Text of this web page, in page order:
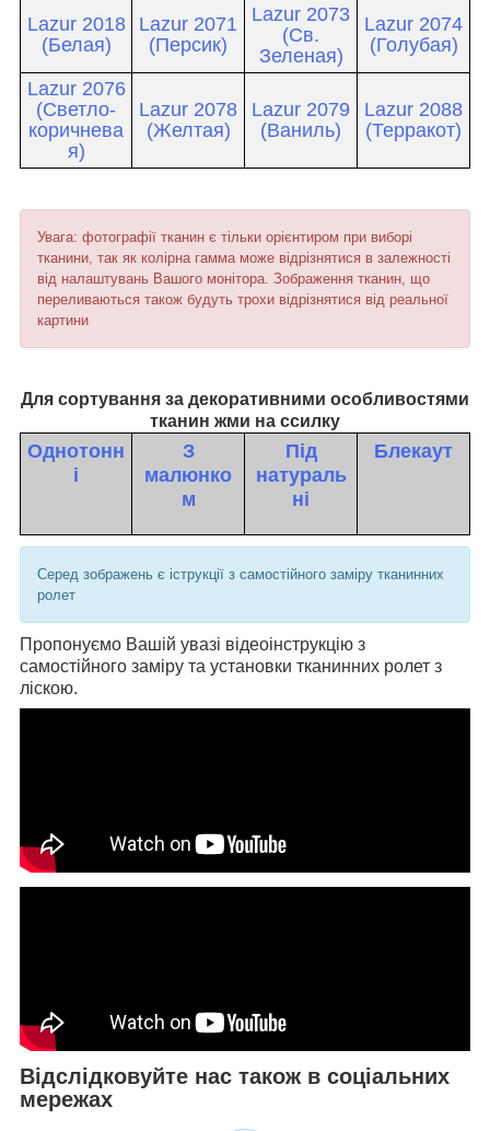
Lazur 2018
(Белая)
Lazur 2071
(Персик)
Lazur 2073
(Св.
Зеленая)
Lazur 2074
(Голубая)
Lazur 2076
(Светло-
коричнева
я)
Lazur 2078
(Желтая)
Lazur 2079
(Ваниль)
Lazur 2088
(Терракот)
Увага: фотографії тканин є тільки орієнтиром при виборі
тканини, так як колірна гамма може відрізнятися в залежності
від налаштувань Вашого монітора. Зображення тканин, що
переливаються також будуть трохи відрізнятися від реальної
картини
Для сортування за декоративними особливостями
тканин жми на ссилку
Однотонн
і
З
малюнко
м
Під
натураль
ні
Блекаут
Серед зображень є іструкції з самостійного заміру тканинних
ролет
Пропонуємо Вашій увазі відеоінструкцію з
самостійного заміру та установки тканинних ролет з
ліскою.
Відслідковуйте нас також в соціальних
мережах